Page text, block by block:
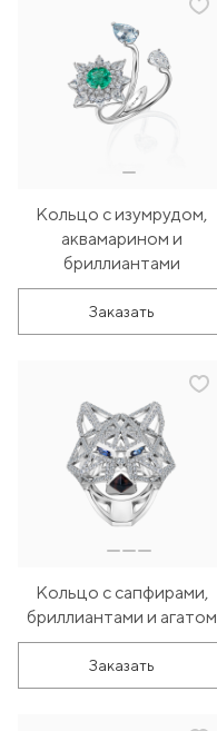
Кольцо с изумрудом,
аквамарином и
бриллиантами
Заказать
Кольцо с сапфирами,
бриллиантами и агатом
Заказать